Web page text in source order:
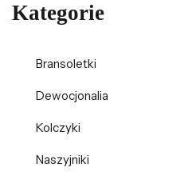
Kategorie
Bransoletki
Dewocjonalia
Kolczyki
Naszyjniki